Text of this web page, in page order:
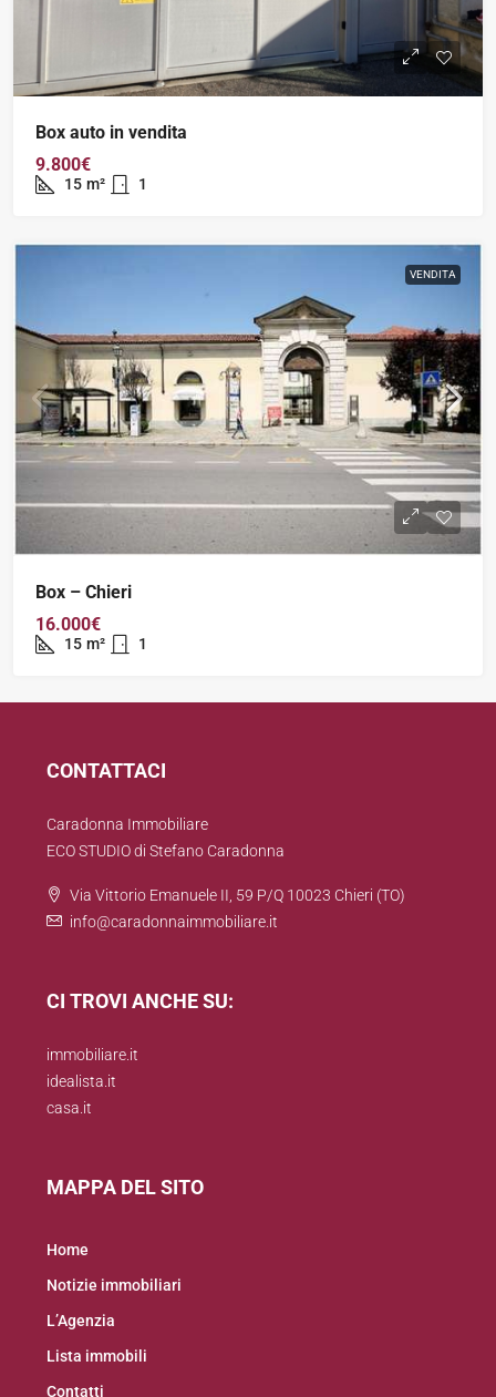
Box auto in vendita
9.800€
15 m² 1
VENDITA
Box – Chieri
16.000€
15 m² 1
CONTATTACI
Caradonna Immobiliare
ECO STUDIO di Stefano Caradonna
Via Vittorio Emanuele II, 59 P/Q 10023 Chieri (TO)
info@caradonnaimmobiliare.it
CI TROVI ANCHE SU:
immobiliare.it
idealista.it
casa.it
MAPPA DEL SITO
Home
Notizie immobiliari
L’Agenzia
Lista immobili
Contatti